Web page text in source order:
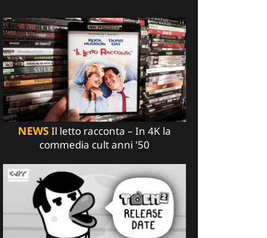
NEWSIl letto racconta – In 4K la
commedia cult anni '50